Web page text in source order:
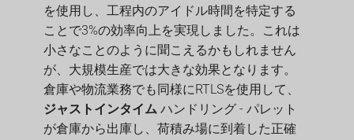
を使用し、工程内のアイドル時間を特定する
ことで3%の効率向上を実現しました。これは
小さなことのように聞こえるかもしれません
が、大規模生産では大きな効果となります。
倉庫や物流業務でも同様にRTLSを使用して、
ジャストインタイム ハンドリング - パレット
が倉庫から出庫し、荷積み場に到着した正確